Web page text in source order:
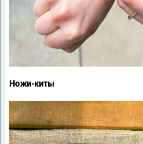
Ножи-киты